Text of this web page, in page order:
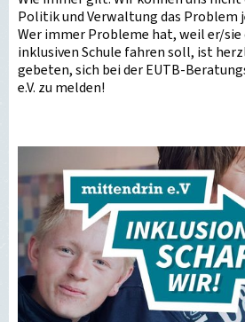
Politik und Verwaltung das
Wer immer Probleme hat, weil er/sie
inklusiven Schule fahren soll, ist
gebeten, sich bei der EUTB-
e.V. zu melden!